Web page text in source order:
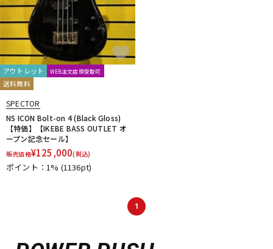
アウトレット WEB注文店頭受取可
送料無料
SPECTOR
NS ICON Bolt-on 4 (Black Gloss)
【特価】【IKEBE BASS OUTLET オ
ープン記念セール】
販売価格¥125,000(税込)
ポイント：1% (1136pt)
1